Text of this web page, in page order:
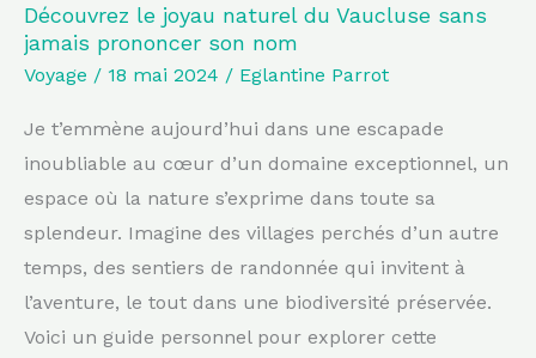
Découvrez le joyau naturel du Vaucluse sans
jamais prononcer son nom
Voyage / 18 mai 2024 / Eglantine Parrot
Je t’emmène aujourd’hui dans une escapade
inoubliable au cœur d’un domaine exceptionnel, un
espace où la nature s’exprime dans toute sa
splendeur. Imagine des villages perchés d’un autre
temps, des sentiers de randonnée qui invitent à
l’aventure, le tout dans une biodiversité préservée.
Voici un guide personnel pour explorer cette
nom